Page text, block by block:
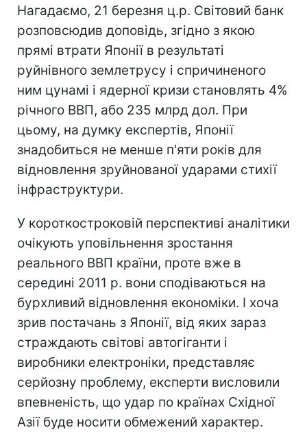
Нагадаємо, 21 березня ц.р. Світовий банк
розповсюдив доповідь, згідно з якою
прямі втрати Японії в результаті
руйнівного землетрусу і спричиненого
ним цунамі і ядерної кризи становлять 4%
річного ВВП, або 235 млрд дол. При
цьому, на думку експертів, Японії
знадобиться не менше п'яти років для
відновлення зруйнованої ударами стихії
інфраструктури.
У короткостроковій перспективі аналітики
очікують уповільнення зростання
реального ВВП країни, проте вже в
середині 2011 р. вони сподіваються на
бурхливий відновлення економіки. І хоча
зрив постачань з Японії, від яких зараз
страждають світові автогіганти і
виробники електроніки, представляє
серйозну проблему, експерти висловили
впевненість, що удар по країнах Східної
Азії буде носити обмежений характер.